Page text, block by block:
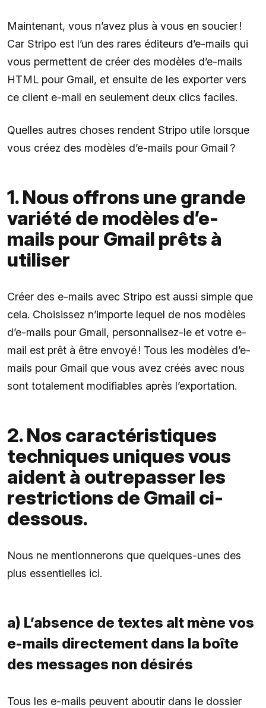
Maintenant, vous n’avez plus à vous en soucier !
Car Stripo est l’un des rares éditeurs d’e-mails qui
vous permettent de créer des modèles d’e-mails
HTML pour Gmail, et ensuite de les exporter vers
ce client e-mail en seulement deux clics faciles.
Quelles autres choses rendent Stripo utile lorsque
vous créez des modèles d’e-mails pour Gmail ?
1. Nous offrons une grande
variété de modèles d’e-
mails pour Gmail prêts à
utiliser
Créer des e-mails avec Stripo est aussi simple que
cela. Choisissez n’importe lequel de nos modèles
d’e-mails pour Gmail, personnalisez-le et votre e-
mail est prêt à être envoyé ! Tous les modèles d’e-
mails pour Gmail que vous avez créés avec nous
sont totalement modifiables après l’exportation.
2. Nos caractéristiques
techniques uniques vous
aident à outrepasser les
restrictions de Gmail ci-
dessous.
Nous ne mentionnerons que quelques-unes des
plus essentielles ici.
a) L’absence de textes alt mène vos
e-mails directement dans la boîte
des messages non désirés
Tous les e-mails peuvent aboutir dans le dossier